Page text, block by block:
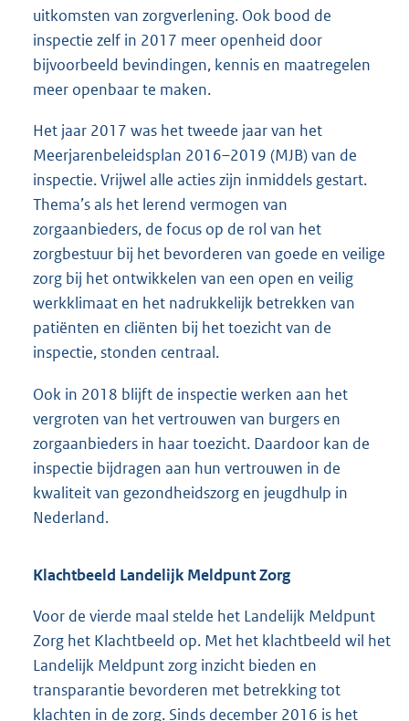
uitkomsten van zorgverlening. Ook bood de
inspectie zelf in 2017 meer openheid door
bijvoorbeeld bevindingen, kennis en maatregelen
meer openbaar te maken.
Het jaar 2017 was het tweede jaar van het
Meerjarenbeleidsplan 2016–2019 (MJB) van de
inspectie. Vrijwel alle acties zijn inmiddels gestart.
Thema’s als het lerend vermogen van
zorgaanbieders, de focus op de rol van het
zorgbestuur bij het bevorderen van goede en veilige
zorg bij het ontwikkelen van een open en veilig
werkklimaat en het nadrukkelijk betrekken van
patiënten en cliënten bij het toezicht van de
inspectie, stonden centraal.
Ook in 2018 blijft de inspectie werken aan het
vergroten van het vertrouwen van burgers en
zorgaanbieders in haar toezicht. Daardoor kan de
inspectie bijdragen aan hun vertrouwen in de
kwaliteit van gezondheidszorg en jeugdhulp in
Nederland.
Klachtbeeld Landelijk Meldpunt Zorg
Voor de vierde maal stelde het Landelijk Meldpunt
Zorg het Klachtbeeld op. Met het klachtbeeld wil het
Landelijk Meldpunt zorg inzicht bieden en
transparantie bevorderen met betrekking tot
klachten in de zorg. Sinds december 2016 is het